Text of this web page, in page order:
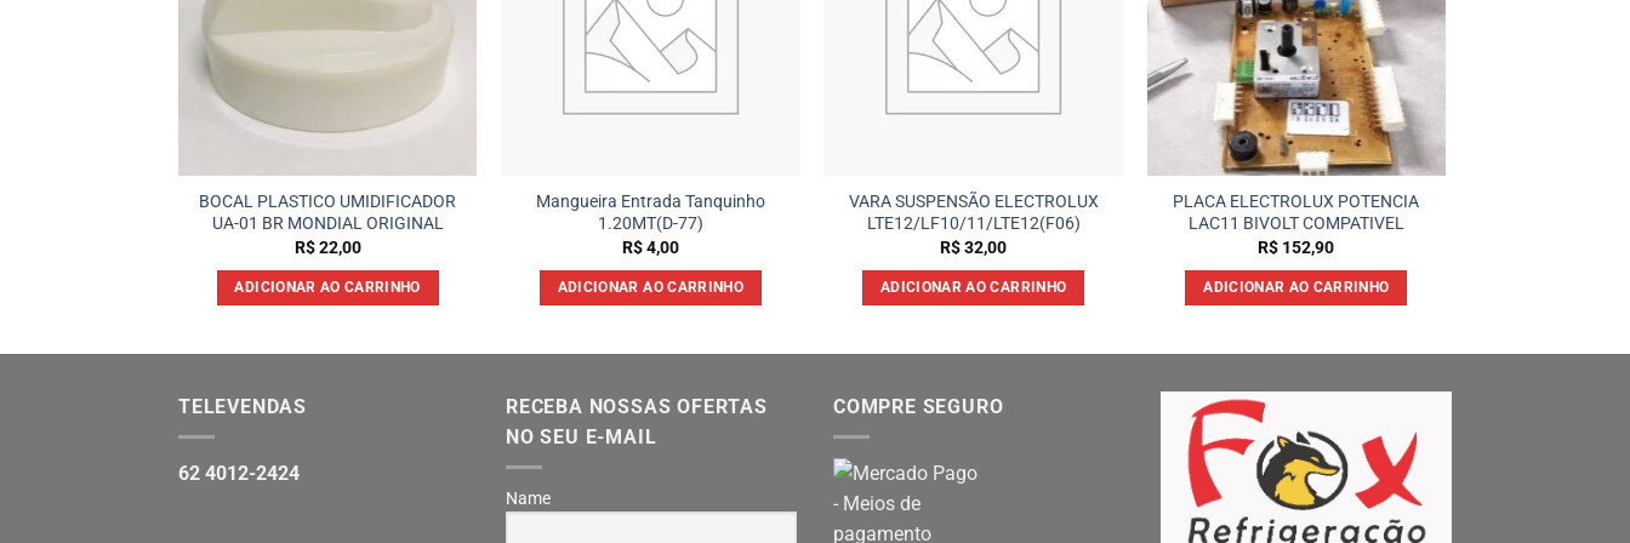
BOCAL PLASTICO UMIDIFICADOR
UA-01 BR MONDIAL ORIGINAL
R$22,00
ADICIONAR AO CARRINHO
Mangueira Entrada Tanquinho
1.20MT(D-77)
R$4,00
ADICIONAR AO CARRINHO
VARA SUSPENSÃO ELECTROLUX
LTE12/LF10/11/LTE12(F06)
R$32,00
ADICIONAR AO CARRINHO
PLACA ELECTROLUX POTENCIA
LAC11 BIVOLT COMPATIVEL
R$ 152,90
ADICIONAR AO CARRINHO
TELEVENDAS
62 4012-2424
RECEBA NOSSAS OFERTAS
NO SEU E-MAIL
Name
COMPRE SEGURO